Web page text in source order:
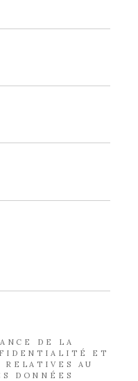
DE LA
ET
RELATIVES AU
DONNÉES